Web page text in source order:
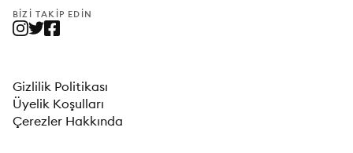
BIZI TAKIP EDIN
Gizlilik Politikası
Üyelik Koşulları
Çerezler Hakkında